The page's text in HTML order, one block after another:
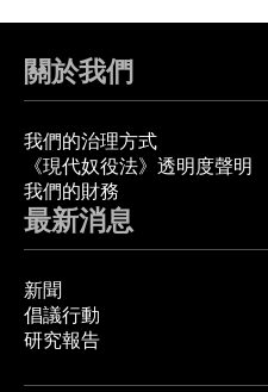
關於我們
我們的治理方式
《現代奴役法》透明度聲明
我們的財務
最新消息
新聞
倡議行動
研究報告